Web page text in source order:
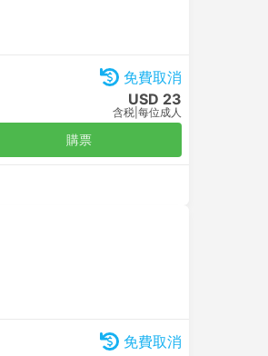
免費取消
USD 23
含税 每位成人
購票
免費取消